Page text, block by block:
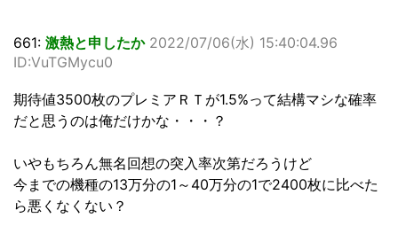
661: 激熱と申したか 2022/07/06(水) 15:40:04.96
ID:VuTGMycu0
期待値3500枚のプレミアＲＴが1.5%って結構マシな確率
だと思うのは俺だけかな・・・？
いやもちろん無名回想の突入率次第だろうけど
今までの機種の13万分の1～40万分の1で2400枚に比べた
ら悪くなくない？